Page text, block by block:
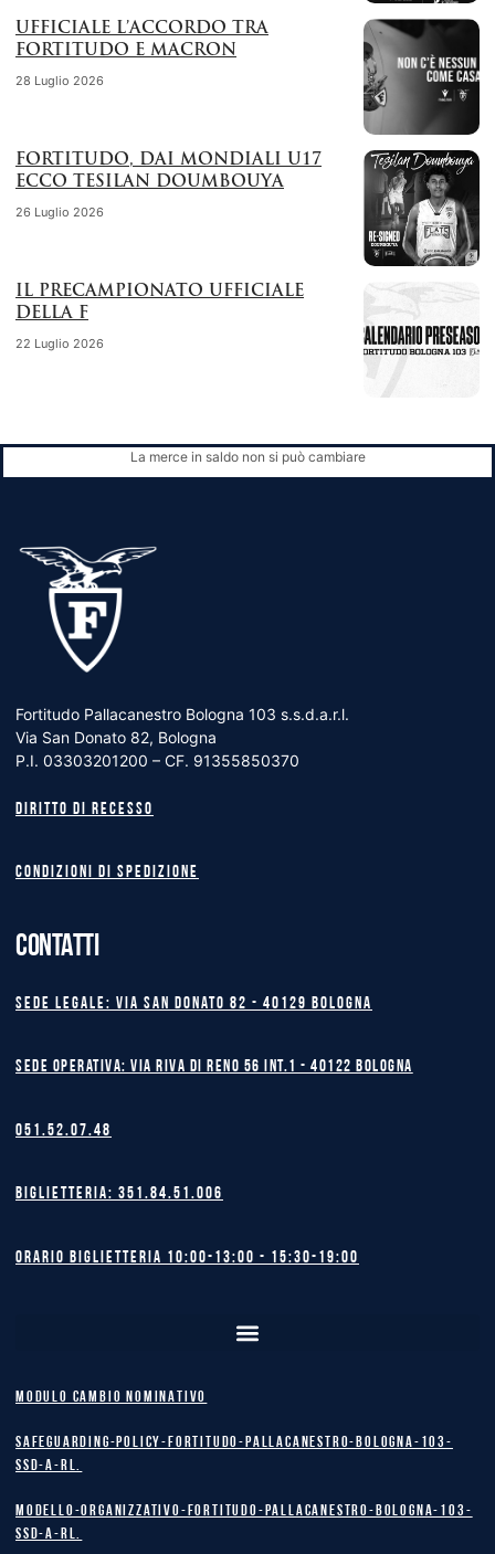
UFFICIALE L’ACCORDO TRA
FORTITUDO E MACRON
28 Luglio 2026
FORTITUDO, DAI MONDIALI U17
ECCO TESILAN DOUMBOUYA
26 Luglio 2026
IL PRECAMPIONATO UFFICIALE
DELLA F
22 Luglio 2026
La merce in saldo non si può cambiare
Fortitudo Pallacanestro Bologna 103 s.s.d.a.r.l.
Via San Donato 82, Bologna
P.I. 03303201200 – CF. 91355850370
Diritto di recesso
Condizioni di spedizione
CONTATTI
Sede legale: Via San Donato 82 - 40129 BOLOGNA
Sede operativa: Via Riva di Reno 56 int.1 - 40122 BOLOGNA
051.52.07.48
Biglietteria: 351.84.51.006
Orario biglietteria 10:00-13:00 - 15:30-19:00
MODULO CAMBIO NOMINATIVO
safeguarding-policy-Fortitudo-Pallacanestro-Bologna-103-
SSD-A-RL.
Modello-Organizzativo-Fortitudo-Pallacanestro-Bologna-103-
SSD-A-RL.